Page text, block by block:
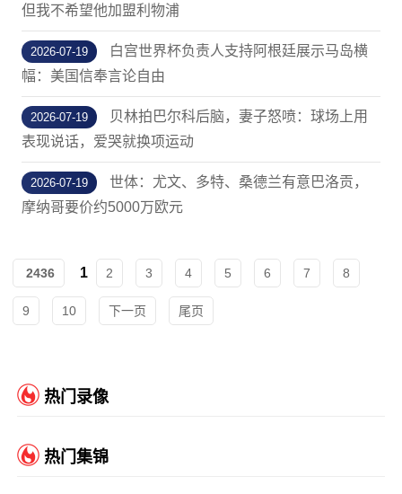
但我不希望他加盟利物浦
2026-07-19
白宫世界杯负责人支持阿根廷展示马岛横
幅：美国信奉言论自由
2026-07-19
贝林拍巴尔科后脑，妻子怒喷：球场上用
表现说话，爱哭就换项运动
2026-07-19
世体：尤文、多特、桑德兰有意巴洛贡，
摩纳哥要价约5000万欧元
2436 1 2 3 4 5 6 7 8
9 10 下一页 尾页
热门录像
热门集锦